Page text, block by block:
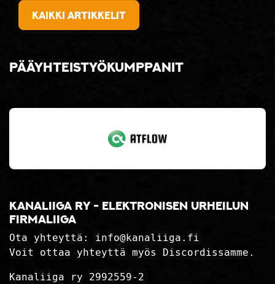
Kaikki artikkelit
Kanaliiga ry - elektronisen urheilun
firmaliiga
Ota yhteyttä: info@kanaliiga.fi
Voit ottaa yhteyttä myös Discordissamme.
Kanaliiga ry 2992559-2
Pääyhteistyökumppanit